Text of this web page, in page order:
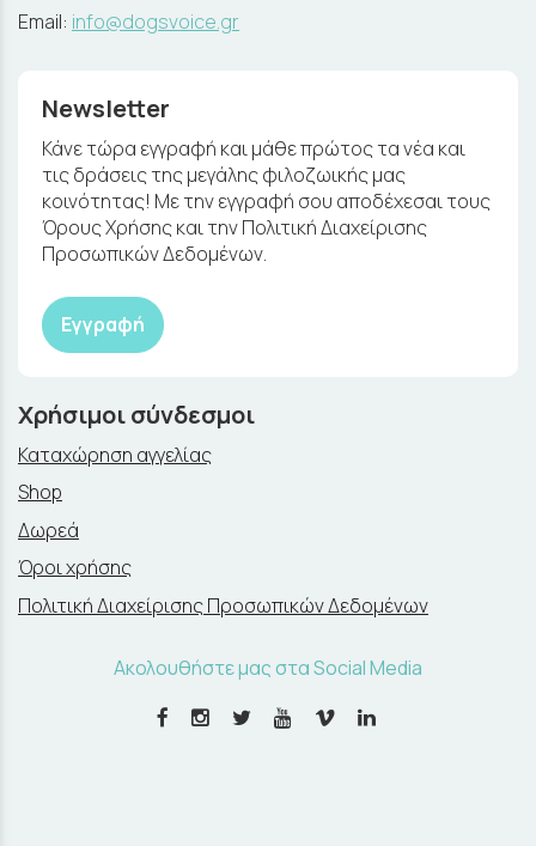
Email: info@dogsvoice.gr
Newsletter
Κάνε τώρα εγγραφή και μάθε πρώτος τα νέα και
τις δράσεις της μεγάλης φιλοζωικής μας
κοινότητας! Με την εγγραφή σου αποδέχεσαι τους
Όρους Χρήσης και την Πολιτική Διαχείρισης
Προσωπικών Δεδομένων.
Εγγραφή
Χρήσιμοι σύνδεσμοι
Καταχώρηση αγγελίας
Shop
Δωρεά
Όροι χρήσης
Πολιτική Διαχείρισης Προσωπικών Δεδομένων
Ακολουθήστε μας στα Social Media